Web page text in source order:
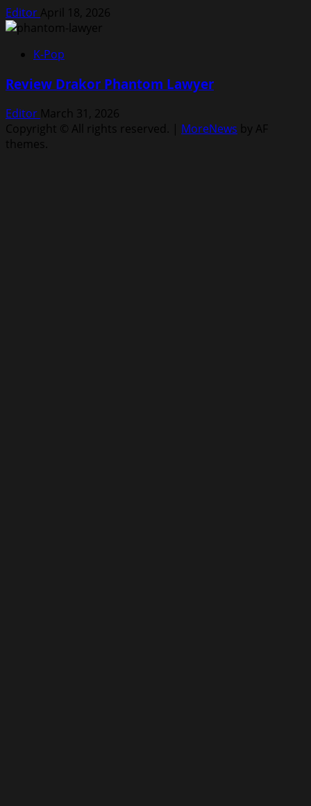
Editor April 18, 2026
K-Pop
Review Drakor Phantom Lawyer
Editor March 31, 2026
Copyright © All rights reserved. | MoreNews by AF
themes.